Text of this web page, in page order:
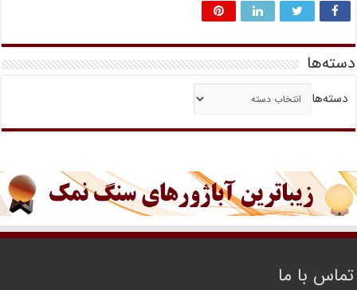
دسته‌ها
دسته‌ها
تماس با ما